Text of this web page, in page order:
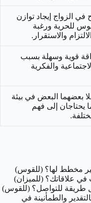
في الزواج إيجاد توازن
للحرية ورغبة
والاستقرار.
قوية وسهلة بسبب
والفكرية
بعضهما البعض في بيئة
يحتاجان إلى فهم
مخطط لها؟ (للقوس)
علاقاتك؟ (للميزان)
طريقة للتواصل؟ (للقوس)
والطمأنينة في